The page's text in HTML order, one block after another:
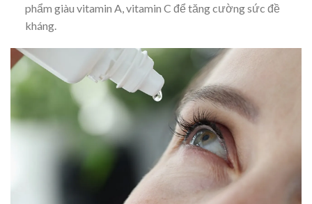
phẩm giàu vitamin A, vitamin C để tăng cường sức đề
kháng.